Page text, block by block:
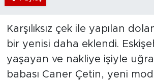
Karşılıksız çek ile yapılan
bir yenisi daha eklendi.
yaşayan ve nakliye işiyle
babası Caner Çetin, yeni